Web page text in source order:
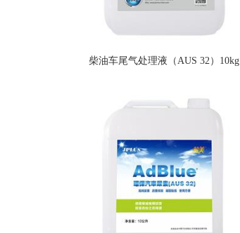
柴油车尾气处理液（AUS 32）10kg